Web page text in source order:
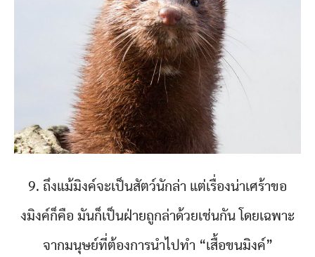
9. ถึงแม้มิงค์จะเป็นสัตว์นักล่า แต่เรื่องน่าเศร้าขอ
งมิงค์ก็คือ มันก็เป็นฝ่ายถูกล่าด้วยเช่นกัน โดยเฉพาะ
จากมนุษย์ที่ต้องการนำไปทำ “เสื้อขนมิงค์”